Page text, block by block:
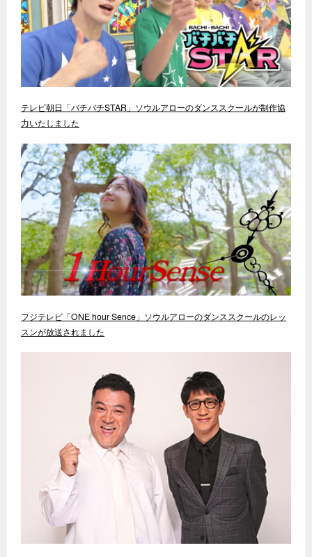
テレビ朝日「バチバチSTAR」ソウルアローのダンススクールが制作協
力いたしました
フジテレビ「ONE hour Sence」ソウルアローのダンススクールのレッ
スンが放送されました